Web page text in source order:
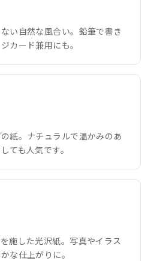
い自然な風合い。鉛筆で書き
カード兼用にも。
紙。ナチュラルで温かみのあ
ても人気です。
施した光沢紙。写真やイラス
な仕上がりに。